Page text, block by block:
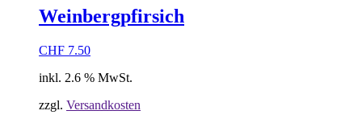
Weinbergpfirsich
CHF 7.50
inkl. 2.6 % MwSt.
zzgl. Versandkosten